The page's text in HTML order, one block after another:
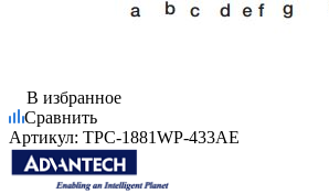
В избранное
Сравнить
Артикул: TPC-1881WP-433AE